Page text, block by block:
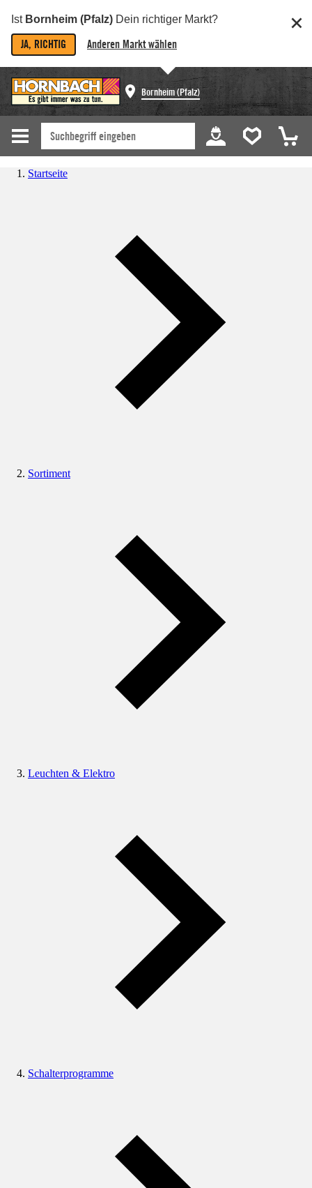
Ist Bornheim (Pfalz) Dein richtiger Markt?
JA, RICHTIG Anderen Markt wählen
Bornheim (Pfalz)
Startseite
Sortiment
Leuchten & Elektro
Schalterprogramme